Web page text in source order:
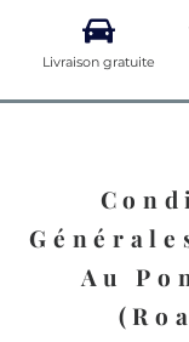
Livraison gratuite
Au